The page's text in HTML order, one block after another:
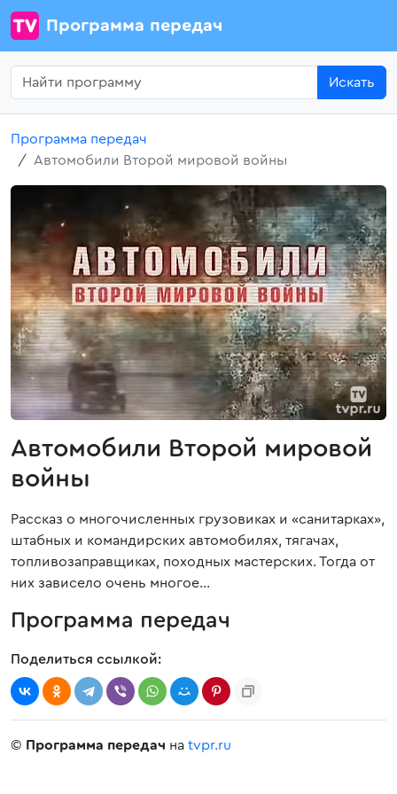
Программа передач
Искать
Программа передач
Автомобили Второй мировой войны
Автомобили Второй мировой
войны
Рассказ о многочисленных грузовиках и «санитарках»,
штабных и командирских автомобилях, тягачах,
топливозаправщиках, походных мастерских. Тогда от
них зависело очень многое…
Программа передач
Поделиться ссылкой:
© Программа передач на tvpr.ru